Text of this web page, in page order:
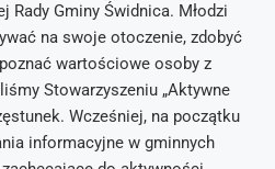
Rady Gminy Świdnica. Młodzi
na swoje otoczenie, zdobyć
wartościowe osoby z
Stowarzyszeniu „Aktywne
Wcześniej, na początku
informacyjne w gminnych